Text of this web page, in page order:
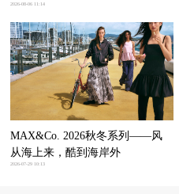
2026-08-06 11:14
MAX&Co. 2026秋冬系列——风
从海上来，酷到海岸外
2026-07-29 10:13